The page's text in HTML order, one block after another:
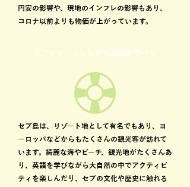
円安の影響や、現地のインフレの影響もあり、
コロナ以前よりも物価が上がっています。
リフレッシュしながら英語が学べる
セブ島は、リゾート地として有名でもあり、ヨ
ーロッパなどからもたくさんの観光客が訪れて
います。綺麗な海やビーチ、観光地がたくさんあ
り、英語を学びながら大自然の中でアクティビ
ティを楽しんだり、セブの文化や歴史に触れる